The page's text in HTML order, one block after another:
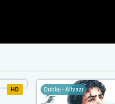
HD Dublaj - Altyazı